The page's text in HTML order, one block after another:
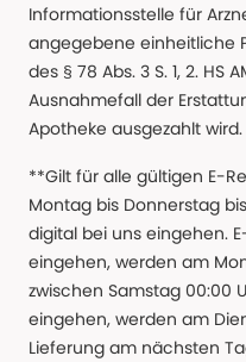
Informationsstelle für
angegebene einheitliche
des § 78 Abs. 3 S. 1, 2. HS
Ausnahmefall der
Apotheke ausgezahlt wird.
**Gilt für alle gültigen E-
Montag bis Donnerstag
digital bei uns eingehen.
eingehen, werden am
zwischen Samstag 00:00
eingehen, werden am
Lieferung am nächsten